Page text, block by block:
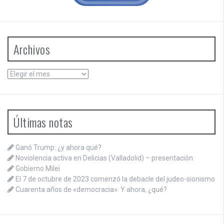
Archivos
Archivos
Últimas notas
Ganó Trump: ¿y ahora qué?
Noviolencia activa en Delicias (Valladolid) – presentación
Gobierno Milei
El 7 de octubre de 2023 comenzó la debacle del judeo-sionismo
Cuarenta años de «democracia»: Y ahora, ¿qué?